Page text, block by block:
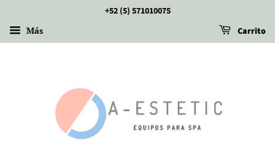
+52 (5) 571010075
Más Carrito